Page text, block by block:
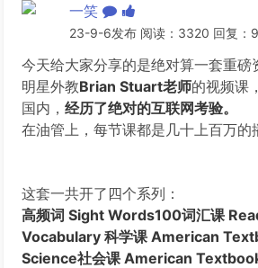
一笑
23-9-6发布 阅读：3320 回复：
今天给大家分享的是绝对算一套重磅
明星外教Brian Stuart老师的视频课
国内， 经历了绝对的互联网考验。
在油管上，每节课都是几十上百万的
这套一共开了四个系列：
高频词 Sight Words100词汇课
Vocabulary 科学课 American
Science社会课 American